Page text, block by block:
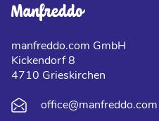
manfreddo.com GmbH
Kickendorf 8
4710 Grieskirchen
office@manfreddo.com